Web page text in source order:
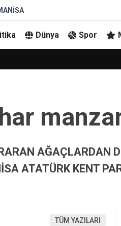
Dünya Spor
AĞAÇLARDAN
ATATÜRK KENT
TÜM YAZILARI